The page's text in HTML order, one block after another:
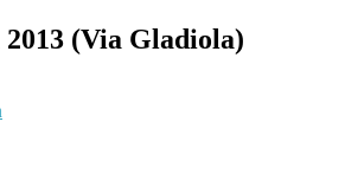
(Via Gladiola)